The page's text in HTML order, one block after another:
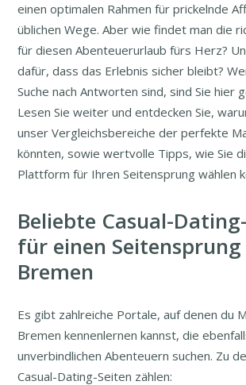
einen optimalen Rahmen für prickelnde
üblichen Wege. Aber wie findet man die
für diesen Abenteuerurlaub fürs Herz?
dafür, dass das Erlebnis sicher bleibt?
Suche nach Antworten sind, sind Sie hier
Lesen Sie weiter und entdecken Sie,
unser Vergleichsbereiche der perfekte
könnten, sowie wertvolle Tipps, wie Sie
Plattform für Ihren Seitensprung wählen
Beliebte Casual-
für einen Seitensprung
Bremen
Es gibt zahlreiche Portale, auf denen du
Bremen kennenlernen kannst, die
unverbindlichen Abenteuern suchen. Zu
Casual-Dating-Seiten zählen: